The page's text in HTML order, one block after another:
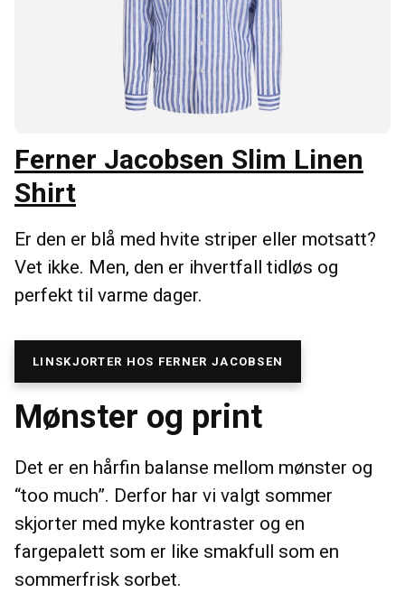
Ferner Jacobsen Slim Linen
Shirt
Er den er blå med hvite striper eller motsatt?
Vet ikke. Men, den er ihvertfall tidløs og
perfekt til varme dager.
LINSKJORTER HOS FERNER JACOBSEN
Mønster og print
Det er en hårfin balanse mellom mønster og
“too much”. Derfor har vi valgt sommer
skjorter med myke kontraster og en
fargepalett som er like smakfull som en
sommerfrisk sorbet.